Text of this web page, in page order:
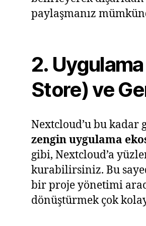
paylaşmanız
2.
Store) ve
Nextcloud’u bu kadar
zengin uygulama
gibi, Nextcloud’a
kurabilirsiniz. Bu
bir proje yönetimi
dönüştürmek çok